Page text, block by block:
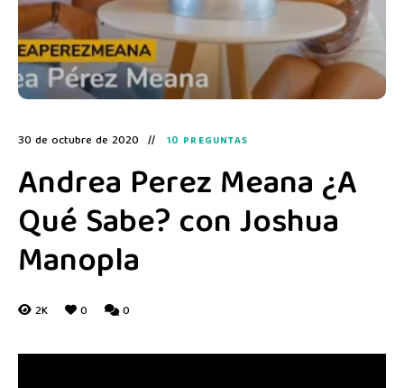
30 de octubre de 2020 10 PREGUNTAS
Andrea Perez Meana ¿A
Qué Sabe? con Joshua
Manopla
2K 0 0